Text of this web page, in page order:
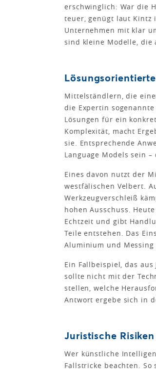
erschwinglich: War die
teuer, genügt laut Kintz
Unternehmen mit klar
sind kleine Modelle, die
Mittelständlern, die
die Expertin
Lösungen für ein
Komplexität, macht
sie. Entsprechende
Language Models sein
Eines davon nutzt der
westfälischen Velbert.
Werkzeugverschleiß
hohen Ausschuss.
Echtzeit und gibt
Teile entstehen. Das
Aluminium und
Ein Fallbeispiel, das
sollte nicht mit der
stellen, welche
Antwort ergebe sich in
Juristische
Wer künstliche
Fallstricke beachten.